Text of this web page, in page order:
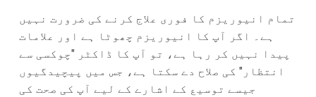
تمام انیوریزم کا فوری علاج کرنے کی ضرورت نہیں
ہے۔ اگر آپ کا انیوریزم چھوٹا ہے اور علامات
پیدا نہیں کر رہا ہے، تو آپ کا ڈاکٹر "چوکسی سے
انتظار" کی صلاح دے سکتا ہے، جس میں پیچیدگیوں
جیسے توسیع کے اشارے کے لیے آپ کی صحت کی